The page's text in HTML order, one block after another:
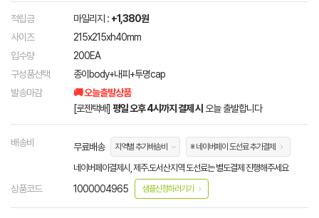
적립금 마일리지 : +1,380원
사이즈
215x215xh40mm
입수량
200EA
구성품선택
종이body+내피+투명cap
발송마감
🚚 오늘출발상품
[로젠택배] 평일 오후 4시까지 결제 시 오늘 출발합니다
배송비 무료배송 지역별 추가배송비 ※ 네이버페이 도선료 추가결제
네이버페이결제시, 제주.도서산지역 도선료는 별도결제 진행해주세요
상품코드 1000004965 샘플신청하러가기